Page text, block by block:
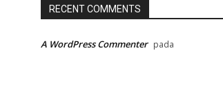
RECENT COMMENTS
A WordPress Commenter pada